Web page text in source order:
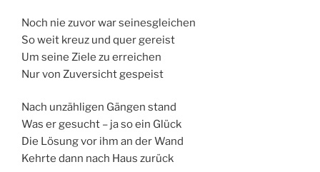
Noch nie zuvor war seinesgleichen
So weit kreuz und quer gereist
Um seine Ziele zu erreichen
Nur von Zuversicht gespeist
Nach unzähligen Gängen stand
Was er gesucht – ja so ein Glück
Die Lösung vor ihm an der Wand
Kehrte dann nach Haus zurück